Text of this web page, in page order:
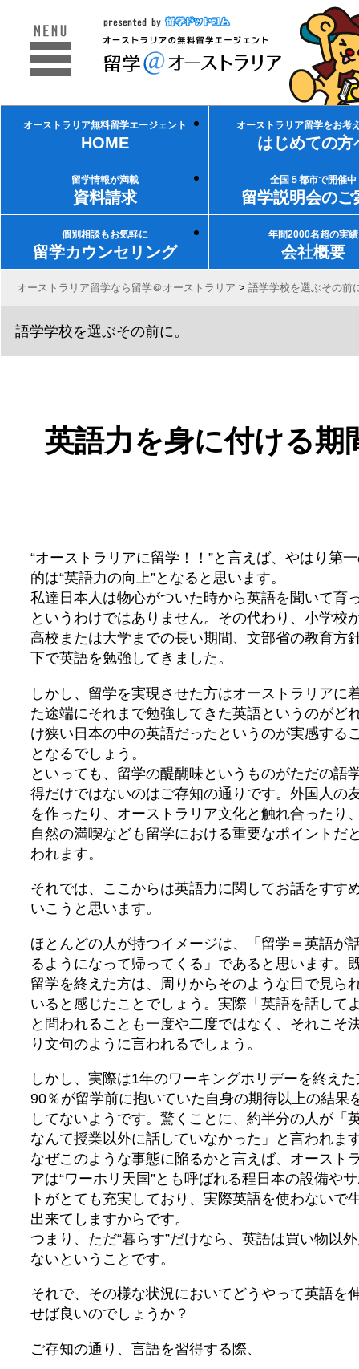
オーストラリア無料留学エージェント
HOME
オーストラリア留学をお考
はじめての方
留学情報が満載
資料請求
全国５都市で開催中
留学説明会のご
個別相談もお気軽に
留学カウンセリング
年間2000名超の実績
会社概要
オーストラリア留学なら留学＠オーストラリア > 語学学校を選ぶその前
語学学校を選ぶその前に。
英語力を身に付ける期
“オーストラリアに留学！！”と言えば、やはり第
的は“英語力の向上”となると思います。
私達日本人は物心がついた時から英語を聞いて育
というわけではありません。その代わり、小学校
高校または大学までの長い期間、文部省の教育方
下で英語を勉強してきました。
しかし、留学を実現させた方はオーストラリアに
た途端にそれまで勉強してきた英語というのがど
け狭い日本の中の英語だったというのが実感する
となるでしょう。
といっても、留学の醍醐味というものがただの語
得だけではないのはご存知の通りです。外国人の
を作ったり、オーストラリア文化と触れ合ったり
自然の満喫なども留学における重要なポイントだ
われます。
それでは、ここからは英語力に関してお話をすす
いこうと思います。
ほとんどの人が持つイメージは、「留学＝英語が
るようになって帰ってくる」であると思います。
留学を終えた方は、周りからそのような目で見ら
いると感じたことでしょう。実際「英語を話して
と問われることも一度や二度ではなく、それこそ
り文句のように言われるでしょう。
しかし、実際は1年のワーキングホリデーを終え
90％が留学前に抱いていた自身の期待以上の結果
してないようです。驚くことに、約半分の人が「
なんて授業以外に話していなかった」と言われま
なぜこのような事態に陥るかと言えば、オースト
アは“ワーホリ天国”とも呼ばれる程日本の設備や
トがとても充実しており、実際英語を使わないで
出来てしますからです。
つまり、ただ“暮らす”だけなら、英語は買い物以
ないということです。
それで、その様な状況においてどうやって英語を
せば良いのでしょうか？
ご存知の通り、言語を習得する際、